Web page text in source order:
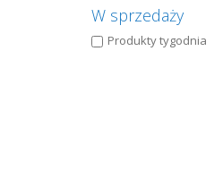
W sprzedaży
Produkty tygodnia